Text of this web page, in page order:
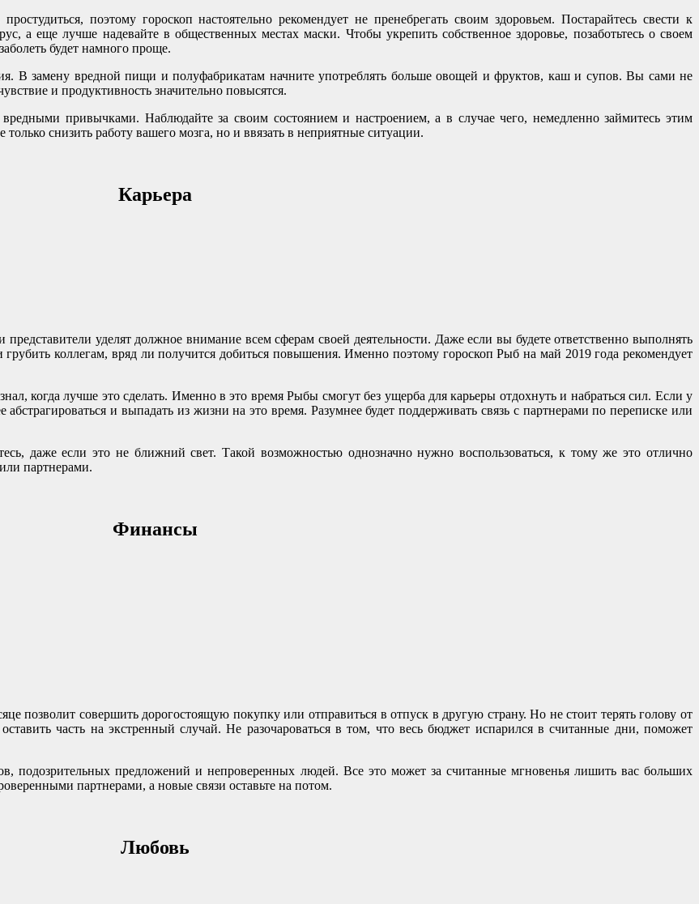
поэтому гороскоп настоятельно рекомендует не пренебрегать своим здоровьем. Постарайтесь свести к
а еще лучше надевайте в общественных местах маски. Чтобы укрепить собственное здоровье, позаботьтесь о своем
будет намного проще.
В замену вредной пищи и полуфабрикатам начните употреблять больше овощей и фруктов, каш и супов. Вы сами не
и продуктивность значительно повысятся.
вредными привычками. Наблюдайте за своим состоянием и настроением, а в случае чего, немедленно займитесь этим
снизить работу вашего мозга, но и ввязать в неприятные ситуации.
Карьера
представители уделят должное внимание всем сферам своей деятельности. Даже если вы будете ответственно выполнять
коллегам, вряд ли получится добиться повышения. Именно поэтому гороскоп Рыб на май 2019 года рекомендует
когда лучше это сделать. Именно в это время Рыбы смогут без ущерба для карьеры отдохнуть и набраться сил. Если у
и выпадать из жизни на это время. Разумнее будет поддерживать связь с партнерами по переписке или
даже если это не ближний свет. Такой возможностью однозначно нужно воспользоваться, к тому же это отлично
партнерами.
Финансы
позволит совершить дорогостоящую покупку или отправиться в отпуск в другую страну. Но не стоит терять голову от
часть на экстренный случай. Не разочароваться в том, что весь бюджет испарился в считанные дни, поможет
подозрительных предложений и непроверенных людей. Все это может за считанные мгновенья лишить вас больших
партнерами, а новые связи оставьте на потом.
Любовь